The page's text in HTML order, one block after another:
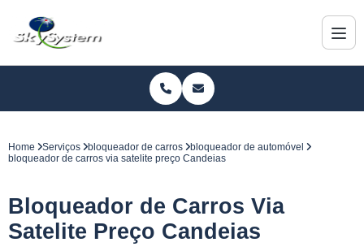
Home Serviços bloqueador de carros
bloqueador de automóvel
bloqueador de carros via satelite preço Candeias
Bloqueador de Carros Via
Satelite Preço Candeias